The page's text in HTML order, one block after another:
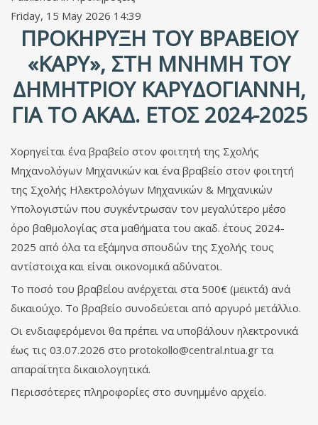
Friday, 15 May 2026 14:39
ΠΡΟΚΉΡΥΞΗ ΤΟΥ ΒΡΑΒΕΊΟΥ
«ΚΑΡΥ», ΣΤΗ ΜΝΉΜΗ ΤΟΥ
ΔΗΜΗΤΡΊΟΥ ΚΑΡΥΔΟΓΙΆΝΝΗ,
ΓΙΑ ΤΟ ΑΚΑΔ. ΈΤΟΣ 2024-2025
Χορηγείται ένα βραβείο στον φοιτητή της Σχολής
Μηχανολόγων Μηχανικών και ένα βραβείο στον φοιτητή
της Σχολής Ηλεκτρολόγων Μηχανικών & Μηχανικών
Υπολογιστών που συγκέντρωσαν τον μεγαλύτερο μέσο
όρο βαθμολογίας στα μαθήματα του ακαδ. έτους 2024-
2025 από όλα τα εξάμηνα σπουδών της Σχολής τους
αντίστοιχα και είναι οικονομικά αδύνατοι.
Το ποσό του βραβείου ανέρχεται στα 500€ (μεικτά) ανά
δικαιούχο. Το βραβείο συνοδεύεται από αργυρό μετάλλιο.
Οι ενδιαφερόμενοι θα πρέπει να υποβάλουν ηλεκτρονικά
έως τις 03.07.2026 στο protokollo@central.ntua.gr τα
απαραίτητα δικαιολογητικά.
Περισσότερες πληροφορίες στο συνημμένο αρχείο.